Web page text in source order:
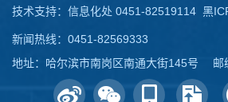
技术支持：信息化处 0451-82519114 黑
新闻热线：0451-82569333
地址：哈尔滨市南岗区南通大街145号 邮